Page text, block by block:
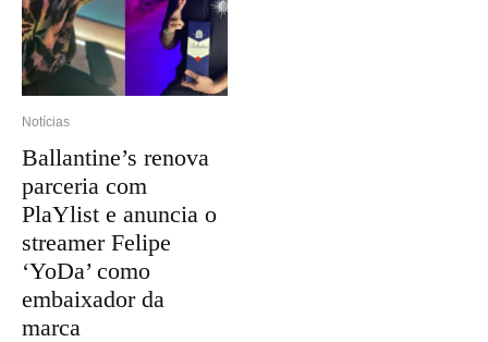
Notícias
Ballantine’s renova
parceria com
PlaYlist e anuncia o
streamer Felipe
‘YoDa’ como
embaixador da
marca